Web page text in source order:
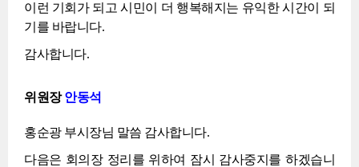
이런 기회가 되고 시민이 더 행복해지는 유익한 시간이 되
기를 바랍니다.
감사합니다.
위원장안동석
홍순광 부시장님 말씀 감사합니다.
다음은 회의장 정리를 위하여 잠시 감사중지를 하겠습니